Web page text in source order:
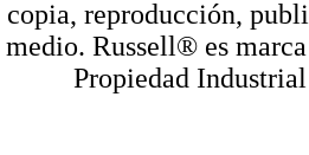
copia, reproducción,
medio. Russell® es
Propiedad